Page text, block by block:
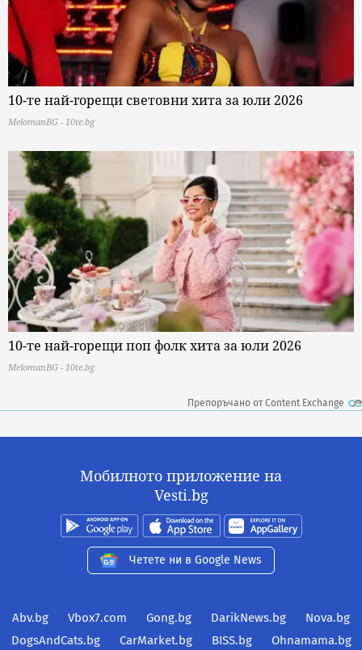
10-те най-горещи световни хита за юли 2026
MelomanBG - 10te.bg
10-те най-горещи поп фолк хита за юли 2026
MelomanBG - 10te.bg
Препоръчано от Content Exchange
Мобилното приложение на
Vesti.bg
Четете ни в Google News
Abv.bg Vbox7.com Gong.bg DarikNews.bg
Nova.bg
DogsAndCats.bg
CarMarket.bg BISS.bg Ohnamama.bg